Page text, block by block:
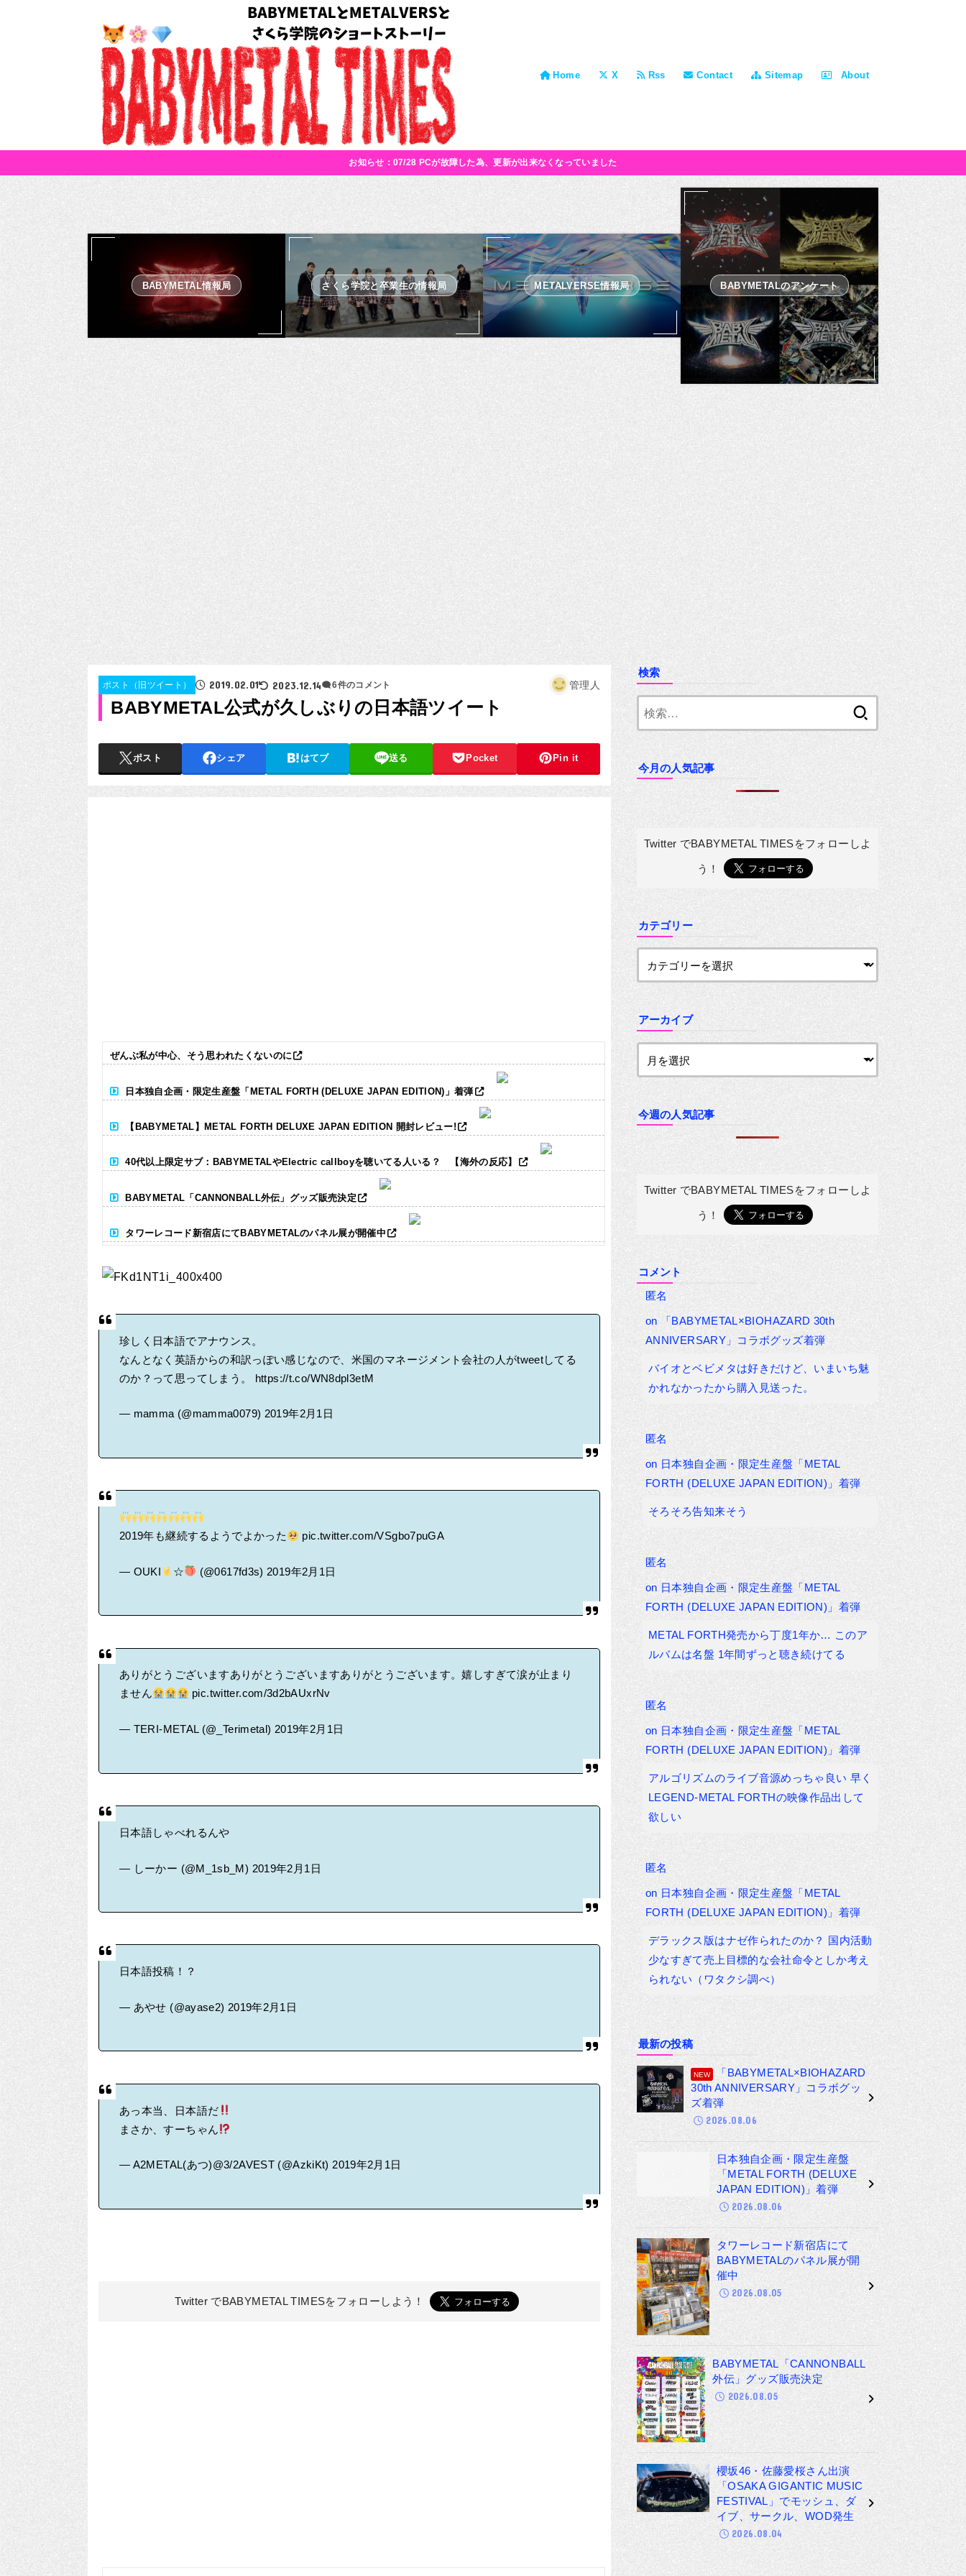
Home X Rss Contact Sitemap About
お知らせ：07/28 PCが故障した為、更新が出来なくなっていました
BABYMETAL情報局 さくら学院と卒業生の情報局 METALVERSE情報局 BABYMETALのアンケート
ポスト（旧ツイート） 2019.02.01 2023.12.14 6件のコメント 管理人
BABYMETAL公式が久しぶりの日本語ツイート
ポスト シェア はてブ 送る Pocket Pin it
ぜんぶ私が中心、そう思われたくないのに
日本独自企画・限定生産盤「METAL FORTH (DELUXE JAPAN EDITION)」着弾
【BABYMETAL】METAL FORTH DELUXE JAPAN EDITION 開封レビュー!
40代以上限定サブ：BABYMETALやElectric callboyを聴いてる人いる？ 【海外の反応】
BABYMETAL「CANNONBALL外伝」グッズ販売決定
タワーレコード新宿店にてBABYMETALのパネル展が開催中
珍しく日本語でアナウンス。
なんとなく英語からの和訳っぽい感じなので、米国のマネージメント会社の人がtweetしてる
のか？って思ってしまう。
https://t.co/WN8dpl3etM
— mamma (@mamma0079) 2019年2月1日
2019年も継続するようでよかった pic.twitter.com/VSgbo7puGA
— OUKI ☆ (@0617fd3s) 2019年2月1日
ありがとうございますありがとうございますありがとうございます。嬉しすぎて涙が止まり
ません
pic.twitter.com/3d2bAUxrNv
— TERI-METAL (@_Terimetal) 2019年2月1日
日本語しゃべれるんや
— しーかー (@M_1sb_M) 2019年2月1日
日本語投稿！？
— あやせ (@ayase2) 2019年2月1日
あっ本当、日本語だ
まさか、すーちゃん
— A2METAL(あつ)@3/2AVEST (@AzkiKt)2019年2月1日
Twitter でBABYMETAL TIMESをフォローしよう！
検索
今月の人気記事
Twitter でBABYMETAL TIMESをフォローしよ
う！
カテゴリー
アーカイブ
今週の人気記事
Twitter でBABYMETAL TIMESをフォローしよ
う！
コメント
匿名
on
「BABYMETAL×BIOHAZARD 30th
ANNIVERSARY」コラボグッズ着弾
バイオとベビメタは好きだけど、いまいち魅
かれなかったから購入見送った。
匿名
on 日本独自企画・限定生産盤「METAL
FORTH (DELUXE JAPAN EDITION)」着弾
そろそろ告知来そう
匿名
on 日本独自企画・限定生産盤「METAL
FORTH (DELUXE JAPAN EDITION)」着弾
METAL FORTH発売から丁度1年か… このア
ルバムは名盤 1年間ずっと聴き続けてる
匿名
on 日本独自企画・限定生産盤「METAL
FORTH (DELUXE JAPAN EDITION)」着弾
アルゴリズムのライブ音源めっちゃ良い 早く
LEGEND-METAL FORTHの映像作品出して
欲しい
匿名
on 日本独自企画・限定生産盤「METAL
FORTH (DELUXE JAPAN EDITION)」着弾
デラックス版はナゼ作られたのか？ 国内活動
少なすぎて売上目標的な会社命令としか考え
られない（ワタクシ調べ）
最新の投稿
「BABYMETAL×BIOHAZARD
30th ANNIVERSARY」コラボグッ
ズ着弾
2026.08.06
日本独自企画・限定生産盤
「METAL FORTH (DELUXE
JAPAN EDITION)」着弾
2026.08.06
タワーレコード新宿店にて
BABYMETALのパネル展が開
催中
2026.08.05
BABYMETAL「CANNONBALL
外伝」グッズ販売決定
2026.08.05
櫻坂46・佐藤愛桜さん出演
「OSAKA GIGANTIC MUSIC
FESTIVAL」でモッシュ、ダ
イブ、サークル、WOD発生
2026.08.04